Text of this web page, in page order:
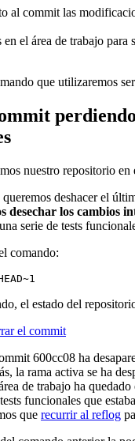
al commit las
en el área de trabajo para
que utilizaremos
nuestro repositorio en
queremos deshacer el
desechar los cambios
serie de tests
comando:
el estado del
600cc08 ha
la rama activa se ha
de trabajo ha quedado
funcionales que
que recurrir al reflog